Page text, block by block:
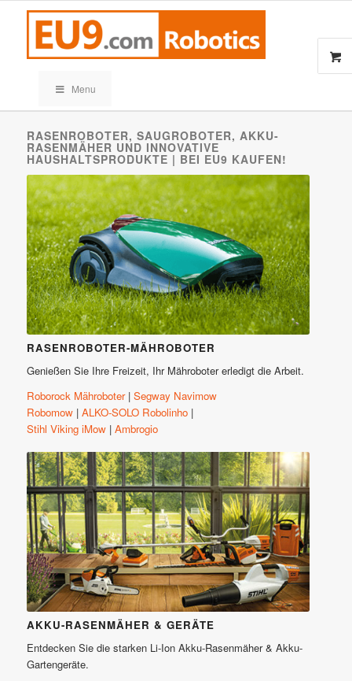
Menu
RASENROBOTER, SAUGROBOTER, AKKU-
RASENMÄHER UND INNOVATIVE
HAUSHALTSPRODUKTE | BEI EU9 KAUFEN!
Rasenroboter
RASENROBOTER-MÄHROBOTER
Genießen Sie Ihre Freizeit, Ihr Mähroboter erledigt die Arbeit.
Roborock Mähroboter| Segway Navimow
Robomow| ALKO-SOLO Robolinho|
Stihl Viking iMow| Ambrogio
Akku-Rasenmäher
Akku-Gartengeräte
AKKU-RASENMÄHER & GERÄTE
Entdecken Sie die starken Li-Ion Akku-Rasenmäher & Akku-
Gartengeräte.